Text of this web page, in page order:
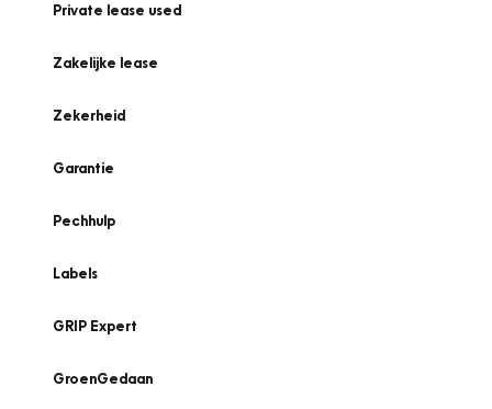
Private lease used
Zakelijke lease
Zekerheid
Garantie
Pechhulp
Labels
GRIP Expert
GroenGedaan